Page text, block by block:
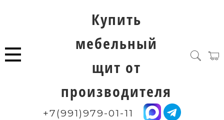
Купить
мебельный
щит от
производителя
+7(991)979-01-11